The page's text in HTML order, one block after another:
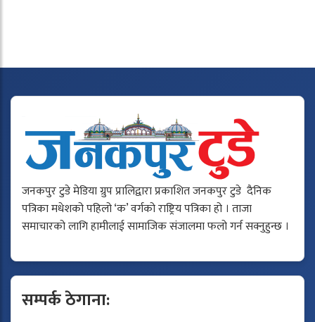
जनकपुर टुडे मेडिया ग्रुप प्रालिद्वारा प्रकाशित जनकपुर टुडे दैनिक
पत्रिका मधेशको पहिलो ‘क’ वर्गको राष्ट्रिय पत्रिका हो । ताजा
समाचारको लागि हामीलाई सामाजिक संजालमा फलो गर्न सक्नुहुन्छ ।
सम्पर्क ठेगाना: